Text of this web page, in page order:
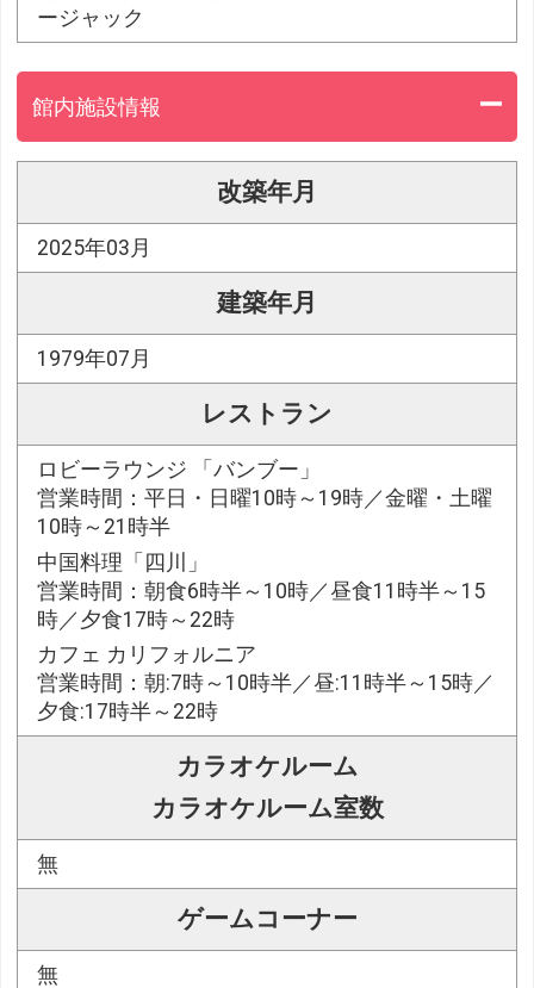
ージャック
館内施設情報
改築年月
2025年03月
建築年月
1979年07月
レストラン
ロビーラウンジ 「バンブー」
営業時間：平日・日曜10時～19時／金曜・土曜
10時～21時半
中国料理「四川」
営業時間：朝食6時半～10時／昼食11時半～15
時／夕食17時～22時
カフェ カリフォルニア
営業時間：朝:7時～10時半／昼:11時半～15時／
夕食:17時半～22時
カラオケルーム
カラオケルーム室数
無
ゲームコーナー
無